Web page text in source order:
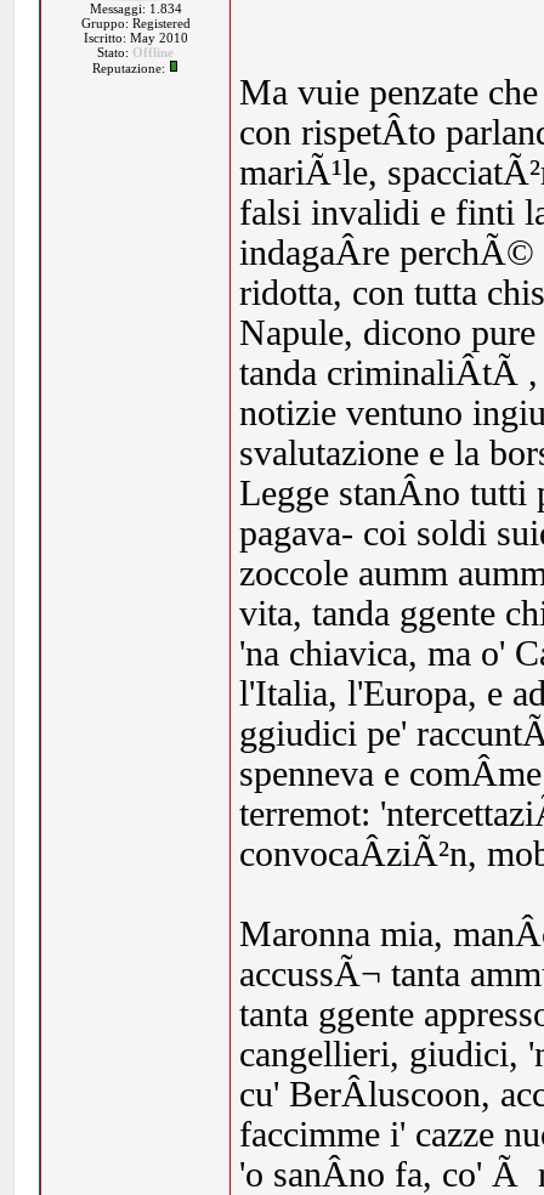
Messaggi: 1.834
Gruppo: Registered
Iscritto: May 2010
Stato: Offline
Reputazione:
Ma vuie penzate
con rispetÂ­to
mariÃ¹le,
falsi invalidi e finti
indagaÂ­re perchÃ©
ridotta, con tutta
Napule, dicono
tanda criminaliÂ­tÃ
notizie ventuno
svalutazione e la
Legge stanÂ­no
pagava- coi soldi
zoccole aumm
vita, tanda ggente
'na chiavica, ma o'
l'Italia, l'Europa, e
ggiudici pe'
spenneva e
terremot:
convocaÂ­ziÃ²n,
Maronna mia,
accussÃ¬ tanta
tanta ggente
cangellieri, giudici,
cu' BerÂ­luscoon,
faccimme i' cazze
'o sanÂ­no fa, co' Ã